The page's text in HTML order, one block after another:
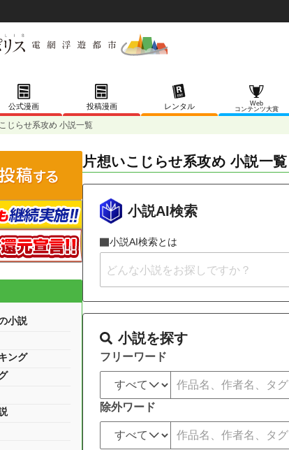
公式漫画 投稿漫画 レンタル
Web
コンテンツ大賞
じらせ系攻め 小説一覧
片想いこじらせ系攻め 小説一覧
小説AI検索
小説AI検索とは
小説を探す
フリーワード
除外ワード
小説
ング